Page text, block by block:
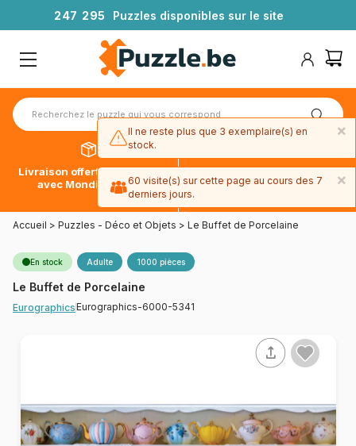
247 295 Puzzles disponibles sur le site
Livraison offerte dès 39€*
avec Mondial Relay
Paiement en 4x sans frais
avec Paypal
Accueil > Puzzles - Déco et Objets > Le Buffet de Porcelaine
En stock Adulte 1000 pièces
Le Buffet de Porcelaine
EurographicsEurographics-6000-5341
×
Il ne reste plus que 3 exemplaire(s) en
stock.
×
60 visite(s) sur cette page au cours des 7
derniers jours.